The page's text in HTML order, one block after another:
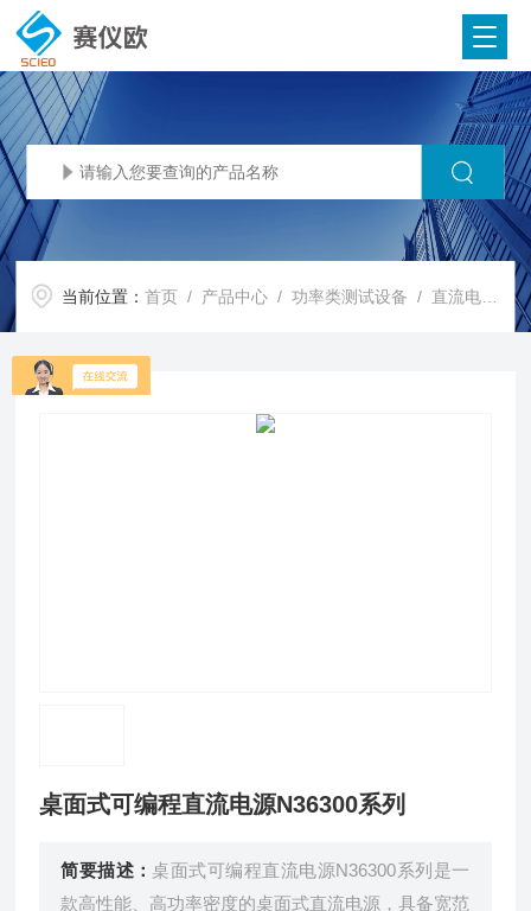
当前位置：首页 / 产品中心 /功率类测试设备 / 直流电源 /
桌面式可编程直流电源N36300系列
简要描述： 桌面式可编程直流电源N36300系列是一
款高性能、高功率密度的桌面式直流电源，具备宽范